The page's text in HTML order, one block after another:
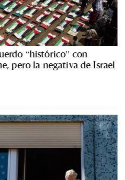
“histórico” con
pero la negativa de Israel